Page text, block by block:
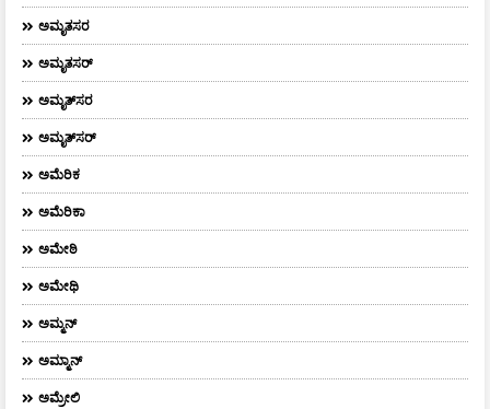
ಅಮೃತಸರ
ಅಮೃತಸರ್
ಅಮೃತ್‌ಸರ
ಅಮೃತ್​ಸರ್​
ಅಮೆರಿಕ
ಅಮೆರಿಕಾ
ಅಮೇಠಿ
ಅಮೇಥಿ
ಅಮ್ಮನ್‌
ಅಮ್ಮಾನ್
ಅಮ್ರೇಲಿ